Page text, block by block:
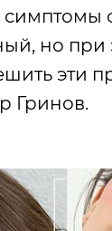
симптомы
но
эти
Гринов.